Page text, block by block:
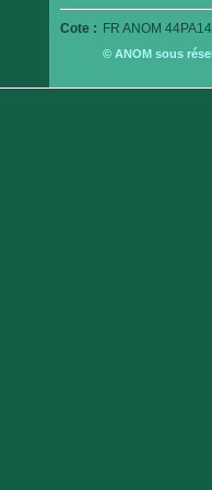
Cote : FR ANOM
© ANOM sous